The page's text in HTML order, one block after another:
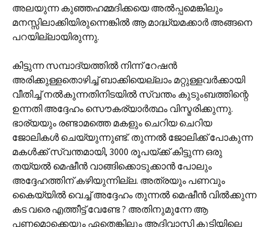
അലയുന്ന കുഞ്ഞഹമ്മദിക്കയെ അല്‍പ്പമെങ്കിലും
മനസ്സിലാക്കിയിരുന്നെങ്കില്‍ ആ മാദ്ധ്യമക്കാര്‍ അങ്ങനെ
പറയില്ലായിരുന്നു.
കിട്ടുന്ന സമ്പാദ്യത്തില്‍ നിന്ന് റേഷന്‍
അരിക്കുള്ളതൊഴിച്ച് ബാക്കിയെല്ലാം മറ്റുള്ളവര്‍ക്കായി
വീതിച്ച് നല്‍കുന്നതിനിടയില്‍ സ്വന്തം കുടുംബത്തിന്റെ
ഉന്നതി അദ്ദേഹം സൌകര്യാര്‍ത്ഥം വിസ്മരിക്കുന്നു.
ഭാര്യയും രണ്ടാമത്തെ മകളും ചെറിയ ചെറിയ
ജോലികള്‍ ചെയ്യുന്നുണ്ട്. തുന്നല്‍ ജോലിക്ക് പോകുന്ന
മകള്‍ക്ക് സ്വന്തമായി, 3000 രൂപയ്ക്ക് കിട്ടുന്ന ഒരു
തയ്യല്‍ മെഷീന്‍ വാങ്ങിക്കൊടുക്കാന്‍ പോലും
അദ്ദേഹത്തിന് കഴിയുന്നില്ല. അത്രയും പണവും
കൈയ്യില്‍ വെച്ച് അദ്ദേഹം തുന്നല്‍ മെഷീന്‍ വില്‍ക്കുന്ന
കട വരെ എത്തീട്ട് വേണ്ടേ ? അതിനുമുന്നേ ആ
പണമൊക്കെയും ഏതെങ്കിലും ആദിവാസി കുടിയിലെ